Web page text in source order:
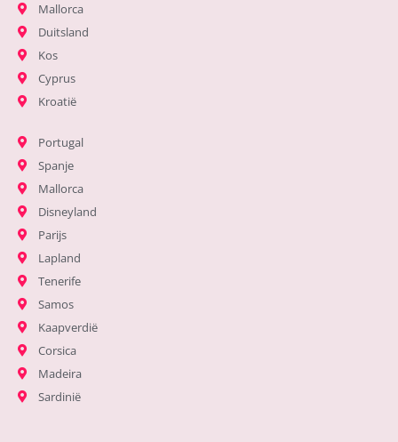
Mallorca
Duitsland
Kos
Cyprus
Kroatië
Portugal
Spanje
Mallorca
Disneyland
Parijs
Lapland
Tenerife
Samos
Kaapverdië
Corsica
Madeira
Sardinië